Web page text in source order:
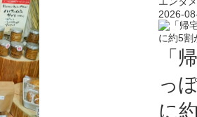
2026-
「
っ
に